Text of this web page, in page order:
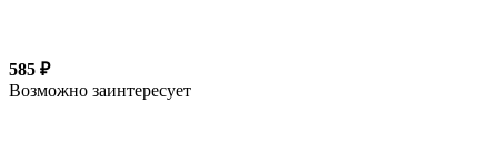
585 ₽
Возможно заинтересует